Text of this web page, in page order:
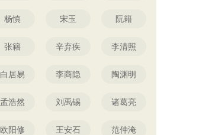
杨慎 宋玉 阮籍
张籍 辛弃疾 李清照
白居易 李商隐 陶渊明
孟浩然 刘禹锡 诸葛亮
欧阳修 王安石 范仲淹